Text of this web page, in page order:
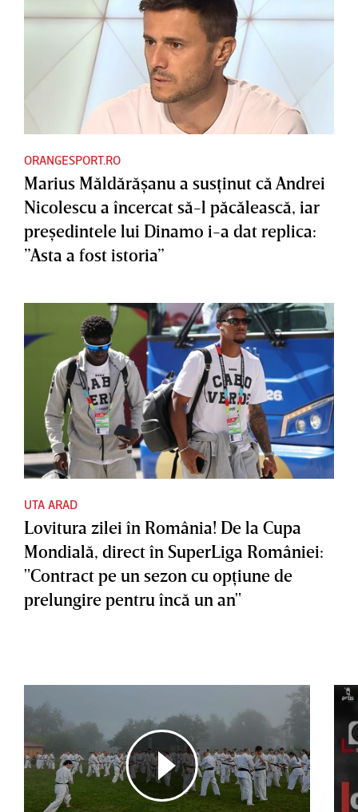
ORANGESPORT.RO
Marius Măldărăşanu a susţinut că Andrei
Nicolescu a încercat să-l păcălească, iar
preşedintele lui Dinamo i-a dat replica:
”Asta a fost istoria”
UTA ARAD
Lovitura zilei în România! De la Cupa
Mondială, direct în SuperLiga României:
"Contract pe un sezon cu opţiune de
prelungire pentru încă un an"